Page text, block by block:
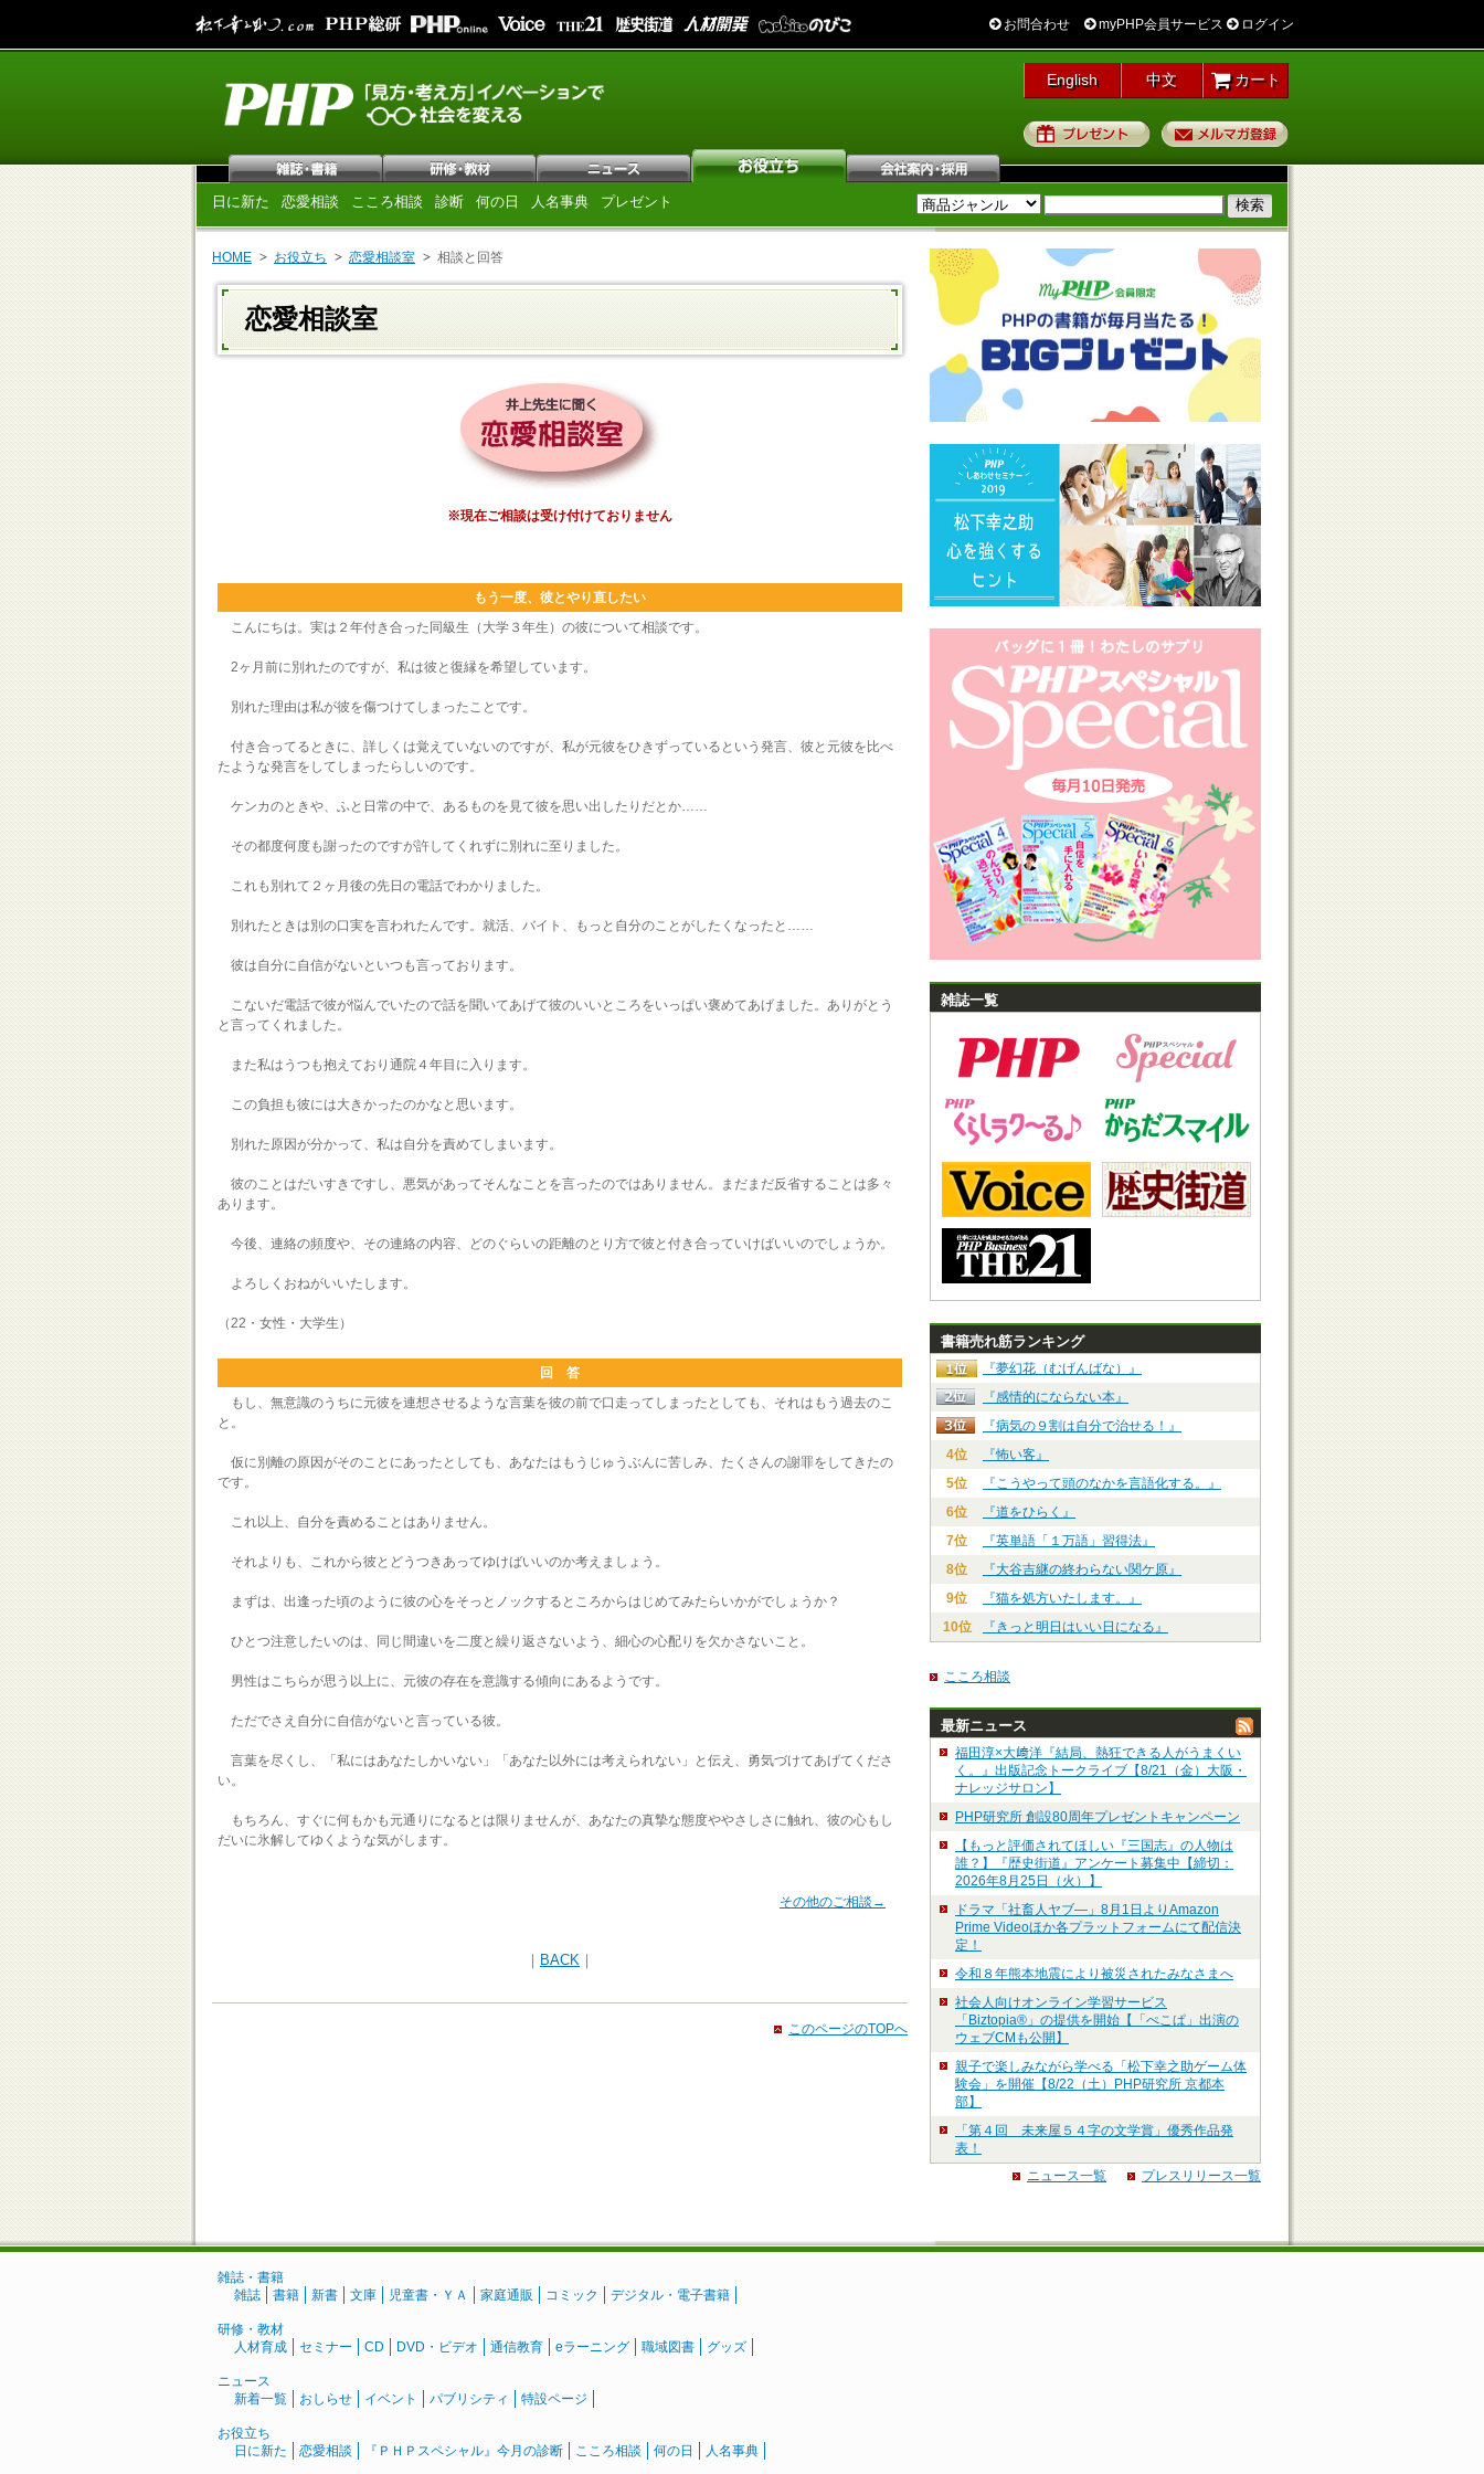
お問合わせ myPHP会員サービス ログイン
English 中文 カート
プレゼント
日に新た 恋愛相談 こころ相談 診断 何の日 人名事典 プレゼント
HOME お役立ち 恋愛相談室 相談と回答
恋愛相談室
※現在ご相談は受け付けておりません
もう一度、彼とやり直したい
こんにちは。実は２年付き合った同級生（大学３年生）の彼について相談です。
2ヶ月前に別れたのですが、私は彼と復縁を希望しています。
別れた理由は私が彼を傷つけてしまったことです。
付き合ってるときに、詳しくは覚えていないのですが、私が元彼をひきずっているという発言、彼と元彼を比べ
たような発言をしてしまったらしいのです。
ケンカのときや、ふと日常の中で、あるものを見て彼を思い出したりだとか……
その都度何度も謝ったのですが許してくれずに別れに至りました。
これも別れて２ヶ月後の先日の電話でわかりました。
別れたときは別の口実を言われたんです。就活、バイト、もっと自分のことがしたくなったと……
彼は自分に自信がないといつも言っております。
こないだ電話で彼が悩んでいたので話を聞いてあげて彼のいいところをいっぱい褒めてあげました。ありがとう
と言ってくれました。
また私はうつも抱えており通院４年目に入ります。
この負担も彼には大きかったのかなと思います。
別れた原因が分かって、私は自分を責めてしまいます。
彼のことはだいすきですし、悪気があってそんなことを言ったのではありません。まだまだ反省することは多々
あります。
今後、連絡の頻度や、その連絡の内容、どのぐらいの距離のとり方で彼と付き合っていけばいいのでしょうか。
よろしくおねがいいたします。
（22・女性・大学生）
回 答
もし、無意識のうちに元彼を連想させるような言葉を彼の前で口走ってしまったとしても、それはもう過去のこ
と。
仮に別離の原因がそのことにあったとしても、あなたはもうじゅうぶんに苦しみ、たくさんの謝罪をしてきたの
です。
これ以上、自分を責めることはありません。
それよりも、これから彼とどうつきあってゆけばいいのか考えましょう。
まずは、出逢った頃のように彼の心をそっとノックするところからはじめてみたらいかがでしょうか？
ひとつ注意したいのは、同じ間違いを二度と繰り返さないよう、細心の心配りを欠かさないこと。
男性はこちらが思う以上に、元彼の存在を意識する傾向にあるようです。
ただでさえ自分に自信がないと言っている彼。
言葉を尽くし、「私にはあなたしかいない」「あなた以外には考えられない」と伝え、勇気づけてあげてくださ
い。
もちろん、すぐに何もかも元通りになるとは限りませんが、あなたの真摯な態度ややさしさに触れ、彼の心もし
だいに氷解してゆくような気がします。
その他のご相談→
｜ BACK ｜
このページのTOPへ
雑誌一覧
書籍売れ筋ランキング
『夢幻花（むげんばな）』
『感情的にならない本』
『病気の９割は自分で治せる！』
4位
『怖い客』
5位
『こうやって頭のなかを言語化する。』
6位
『道をひらく』
7位
『英単語「１万語」習得法』
8位
『大谷吉継の終わらない関ケ原』
9位
『猫を処方いたします。』
10位
『きっと明日はいい日になる』
こころ相談
最新ニュース
福田淳×大﨑洋『結局、熱狂できる人がうまくい
く。』出版記念トークライブ【8/21（金）大阪・
ナレッジサロン】
PHP研究所 創設80周年プレゼントキャンペーン
【もっと評価されてほしい『三国志』の人物は
誰？】『歴史街道』アンケート募集中【締切：
2026年8月25日（火）】
ドラマ「社畜人ヤブ―」8月1日よりAmazon
Prime Videoほか各プラットフォームにて配信決
定！
令和８年熊本地震により被災されたみなさまへ
社会人向けオンライン学習サービス
「Biztopia®」の提供を開始【「ぺこぱ」出演の
ウェブCMも公開】
親子で楽しみながら学べる「松下幸之助ゲーム体
験会」を開催【8/22（土）PHP研究所 京都本
部】
「第４回 未来屋５４字の文学賞」優秀作品発
表！
ニュース一覧
プレスリリース一覧
雑誌・書籍
雑誌
書籍 新書 文庫 児童書・ＹＡ 家庭通販 コミック デジタル・電子書籍
研修・教材
人材育成
セミナー CD DVD・ビデオ 通信教育 eラーニング 職域図書 グッズ
ニュース
新着一覧
おしらせ イベント パブリシティ 特設ページ
お役立ち
日に新た
恋愛相談 『ＰＨＰスペシャル』今月の診断 こころ相談 何の日 人名事典